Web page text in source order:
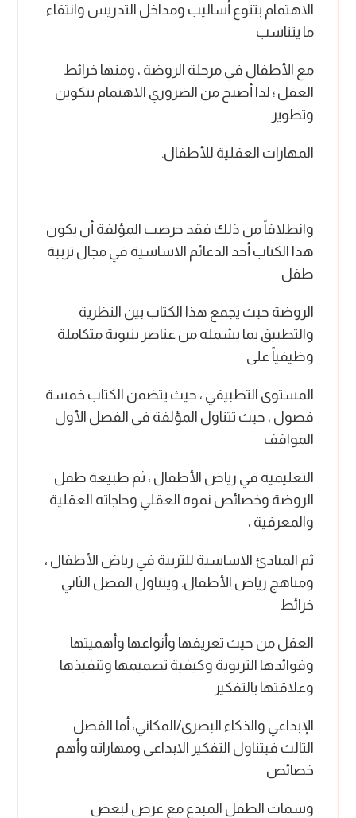
الاهتمام بتنوع أساليب ومداخل التدريس وانتقاء
ما يتناسب
مع الأطفال في مرحلة الروضة ، ومنها خرائط
العقل ؛ لذا أصبح من الضروري الاهتمام بتكوين
وتطوير
المهارات العقلية للأطفال.
وانطلاقاً من ذلك فقد حرصت المؤلفة أن يكون
هذا الكتاب أحد الدعائم الاساسية في مجال تربية
طفل
الروضة حيث يجمع هذا الكتاب بين النظرية
والتطبيق بما يشمله من عناصر بنيوية متكاملة
وظيفياً على
المستوى التطبيقي ، حيث يتضمن الكتاب خمسة
فصول ، حيث تتناول المؤلفة في الفصل الأول
المواقف
التعليمية في رياض الأطفال ، ثم طبيعة طفل
الروضة وخصائص نموه العقلي وحاجاته العقلية
والمعرفية ،
ثم المبادئ الاساسية للتربية في رياض الأطفال ،
ومناهج رياض الأطفال. ويتناول الفصل الثاني
خرائط
العقل من حيث تعريفها وأنواعها وأهميتها
وفوائدها التربوية وكيفية تصميمها وتنفيذها
وعلاقتها بالتفكير
الإبداعي والذكاء البصرى/المكاني، أما الفصل
الثالث فيتناول التفكير الابداعي ومهاراته وأهم
خصائص
وسمات الطفل المبدع مع عرض لبعض